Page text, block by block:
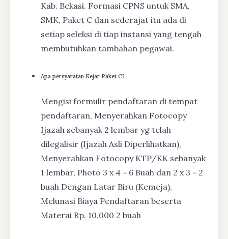
Kab. Bekasi. Formasi CPNS untuk SMA,
SMK, Paket C dan sederajat itu ada di
setiap seleksi di tiap instansi yang tengah
membutuhkan tambahan pegawai.
Apa persyaratan Kejar Paket C?
Mengisi formulir pendaftaran di tempat
pendaftaran, Menyerahkan Fotocopy
Ijazah sebanyak 2 lembar yg telah
dilegalisir (Ijazah Asli Diperlihatkan),
Menyerahkan Fotocopy KTP/KK sebanyak
1 lembar, Photo 3 x 4 = 6 Buah dan 2 x 3 = 2
buah Dengan Latar Biru (Kemeja),
Melunasi Biaya Pendaftaran beserta
Materai Rp. 10.000 2 buah